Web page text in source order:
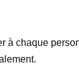
à chaque